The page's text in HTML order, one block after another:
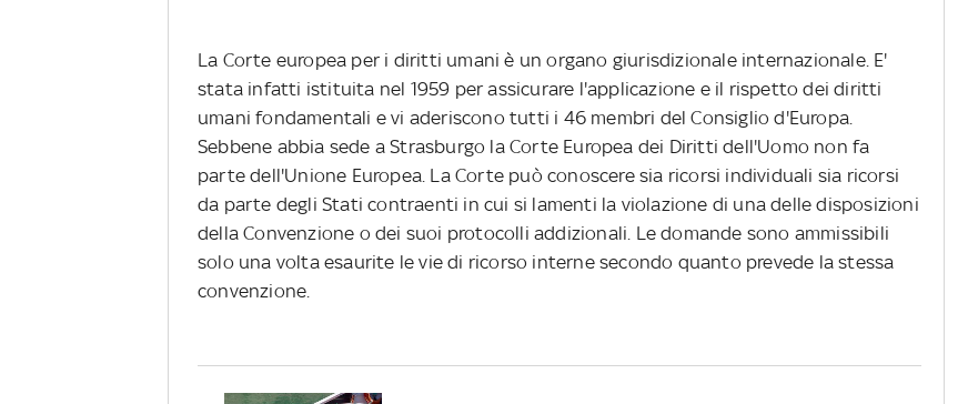
La Corte europea per i diritti umani è un organo giurisdizionale internazionale. E'
stata infatti istituita nel 1959 per assicurare l'applicazione e il rispetto dei diritti
umani fondamentali e vi aderiscono tutti i 46 membri del Consiglio d'Europa.
Sebbene abbia sede a Strasburgo la Corte Europea dei Diritti dell'Uomo non fa
parte dell'Unione Europea. La Corte può conoscere sia ricorsi individuali sia ricorsi
da parte degli Stati contraenti in cui si lamenti la violazione di una delle disposizioni
della Convenzione o dei suoi protocolli addizionali. Le domande sono ammissibili
solo una volta esaurite le vie di ricorso interne secondo quanto prevede la stessa
convenzione.